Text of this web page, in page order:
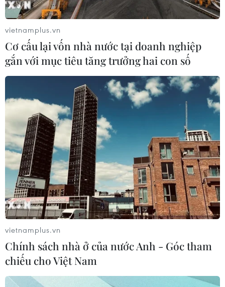
vietnamplus.vn
Cơ cấu lại vốn nhà nước tại doanh nghiệp
gắn với mục tiêu tăng trưởng hai con số
vietnamplus.vn
Chính sách nhà ở của nước Anh - Góc tham
chiếu cho Việt Nam